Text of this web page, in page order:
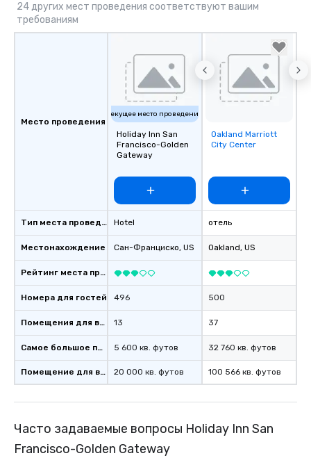
24 других мест проведения соответствуют вашим
требованиям
Место проведения
Тип места проведения
Местонахождение
Рейтинг места проведения
Номера для гостей
Помещения для встреч
Самое большое помещение
Помещение для встречи
Текущее место проведения
Holiday Inn San
Francisco-Golden
Gateway
Hotel
Сан-Франциско, US
496
13
5 600 кв. футов
20 000 кв. футов
Removed from
favorites
Oakland Marriott
City Center
отель
Oakland, US
500
37
32 760 кв. футов
100 566 кв. футов
Часто задаваемые вопросы Holiday Inn San
Francisco-Golden Gateway